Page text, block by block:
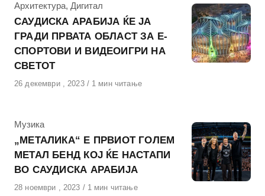
КАтегорија
Архитектура, Дигитал
САУДИСКА АРАБИЈА ЌЕ ЈА
ГРАДИ ПРВАТА ОБЛАСТ ЗА Е-
СПОРТОВИ И ВИДЕОИГРИ НА
СВЕТОТ
Објавено
26 декември , 2023 1 мин читање
КАтегорија
Музика
„МЕТАЛИКА“ Е ПРВИОТ ГОЛЕМ
МЕТАЛ БЕНД КОЈ ЌЕ НАСТАПИ
ВО САУДИСКА АРАБИЈА
Објавено
28 ноември , 2023 1 мин читање